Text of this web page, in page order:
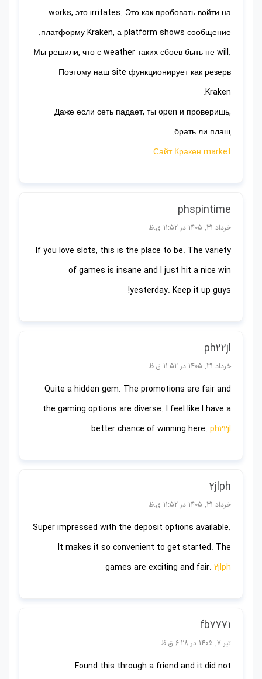
works, это irritates. Это как пробовать войти на
платформу Kraken, а platform shows сообщение.
Мы решили, что с weather таких сбоев быть не will.
Поэтому наш site функционирует как резерв
Kraken.
Даже если сеть падает, ты open и проверишь,
брать ли плащ.
Сайт Кракен market
phspintime
خرداد 31, 1405 در 11:52 ق.ظ
If you love slots, this is the place to be. The variety
of games is insane and I just hit a nice win
yesterday. Keep it up guys!
ph22jl
خرداد 31, 1405 در 11:52 ق.ظ
Quite a hidden gem. The promotions are fair and
the gaming options are diverse. I feel like I have a
better chance of winning here. ph22jl
2jlph
خرداد 31, 1405 در 11:52 ق.ظ
Super impressed with the deposit options available.
It makes it so convenient to get started. The
games are exciting and fair. 2jlph
fb7771
تیر 7, 1405 در 6:28 ق.ظ
Found this through a friend and it did not